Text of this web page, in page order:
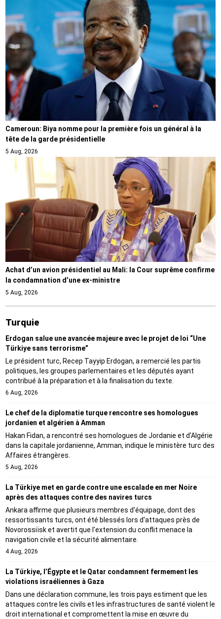
Cameroun: Biya nomme pour la première fois un général à la
tête de la garde présidentielle
5 Aug, 2026
Achat d’un avion présidentiel au Mali: la Cour suprême confirme
la condamnation d’une ex-ministre
5 Aug, 2026
Turquie
Erdogan salue une avancée majeure avec le projet de loi “Une
Türkiye sans terrorisme”
Le président turc, Recep Tayyip Erdogan, a remercié les partis
politiques, les groupes parlementaires et les députés ayant
contribué à la préparation et à la finalisation du texte.
6 Aug, 2026
Le chef de la diplomatie turque rencontre ses homologues
jordanien et algérien à Amman
Hakan Fidan, a rencontré ses homologues de Jordanie et d'Algérie
dans la capitale jordanienne, Amman, indique le ministère turc des
Affaires étrangères.
5 Aug, 2026
La Türkiye met en garde contre une escalade en mer Noire
après des attaques contre des navires turcs
Ankara affirme que plusieurs membres d'équipage, dont des
ressortissants turcs, ont été blessés lors d'attaques près de
Novorossiïsk et avertit que l'extension du conflit menace la
navigation civile et la sécurité alimentaire.
4 Aug, 2026
La Türkiye, l’Égypte et le Qatar condamnent fermement les
violations israéliennes à Gaza
Dans une déclaration commune, les trois pays estiment que les
attaques contre les civils et les infrastructures de santé violent le
droit international et compromettent la mise en œuvre du